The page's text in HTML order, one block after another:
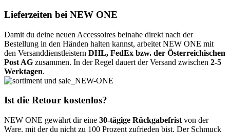
Lieferzeiten bei NEW ONE
Damit du deine neuen Accessoires beinahe direkt nach der
Bestellung in den Händen halten kannst, arbeitet NEW ONE mit
den Versanddienstleistern DHL, FedEx bzw. der Österreichischen
Post AG zusammen. In der Regel dauert der Versand zwischen 2-5
Werktagen.
Ist die Retour kostenlos?
NEW ONE gewährt dir eine 30-tägige Rückgabefrist von der
Ware, mit der du nicht zu 100 Prozent zufrieden bist. Der Schmuck